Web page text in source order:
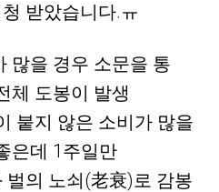
받았습니다.ㅠ
많을 경우 소문을 통
체 도봉이 발생
붙지 않은 소비가 많을
은데 1주일만
벌의 노쇠(老衰)로 감봉